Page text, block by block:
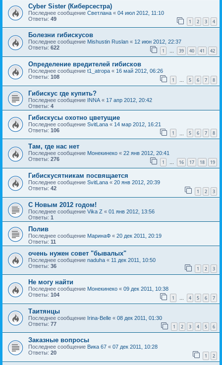
Cyber Sister (Киберсестра)
Последнее сообщение Светлана « 04 июл 2012, 11:10
Ответы: 49 1 2 3 4
Болезни гибискусов
Последнее сообщение Mishustin Ruslan « 12 июн 2012, 22:37
Ответы: 622 1 … 39 40 41 42
Определение вредителей гибисков
Последнее сообщение t1_atropa « 16 май 2012, 06:26
Ответы: 108 1 … 5 6 7 8
Гибискус где купить?
Последнее сообщение INNA « 17 апр 2012, 20:42
Ответы: 4
Гибискусы охотно цветущие
Последнее сообщение SvitLana « 14 мар 2012, 16:21
Ответы: 106 1 5 6 7 8
Там, где нас нет
Последнее сообщение Монекинеко « 22 янв 2012, 20:41
Ответы: 276 1 … 16 17 18 19
Гибискусятникам посвящается
Последнее сообщение SvitLana « 20 янв 2012, 20:39
Ответы: 42 1 2 3
С Новым 2012 годом!
Последнее сообщение Vika Z « 01 янв 2012, 13:56
Ответы: 1
Полив
Последнее сообщение МаринаФ « 20 дек 2011, 20:19
Ответы: 11
очень нужен совет "бывалых"
Последнее сообщение naduha « 11 дек 2011, 10:50
Ответы: 36 1 2 3
Не могу найти
Последнее сообщение Монекинеко « 09 дек 2011, 10:38
Ответы: 104 1 … 4 5 6 7
Таитянцы
Последнее сообщение Irina-Belle « 08 дек 2011, 01:30
Ответы: 77 1 2 3 4 5 6
Заказные вопросы
Последнее сообщение Вика 67 « 07 дек 2011, 10:28
Ответы: 20 1 2